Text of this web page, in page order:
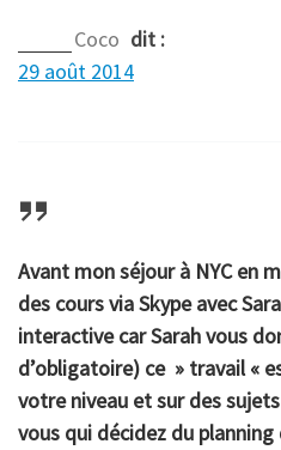
Coco dit :
29 août 2014
Avant mon séjour à NYC en
des cours via Skype avec
interactive car Sarah vous
d’obligatoire) ce » travail «
votre niveau et sur des
vous qui décidez du planning